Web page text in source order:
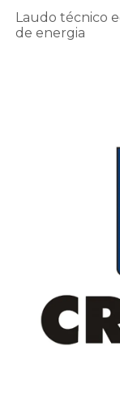
Laudo técnico
de energia